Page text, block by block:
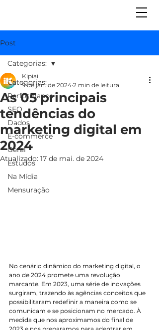
Post
Categorias:
Performance
SEO
Dados
E-commerce
Geral
Estudos
Na Mídia
Mensuração
Categorias:
As 05 principais
tendências do
marketing digital em
2024
Kipiai
9 de jan. de 2024 2 min de leitura
Atualizado: 17 de mai. de 2024
No cenário dinâmico do marketing digital, o
ano de 2024 promete uma revolução
marcante. Em 2023, uma série de inovações
surgiram, trazendo às agências conceitos que
possibilitaram redefinir a maneira como se
comunicam e se posicionam no mercado. À
medida que nos aproximamos do final de